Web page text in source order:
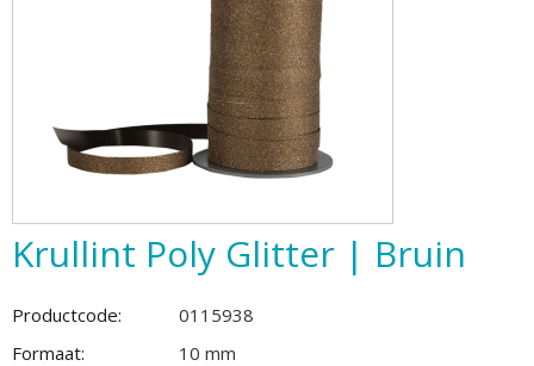
Krullint Poly Glitter | Bruin
Productcode:
0115938
Formaat:
10 mm